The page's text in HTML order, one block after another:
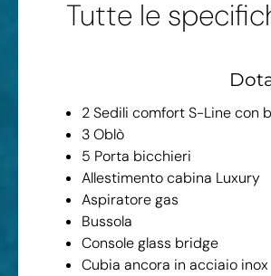
Tutte le
2 Sedili comfort S-Line con
3 Oblò
5 Porta bicchieri
Allestimento cabina Luxury
Aspiratore gas
Bussola
Console glass bridge
Cubia ancora in acciaio inox